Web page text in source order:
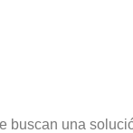
buscan una